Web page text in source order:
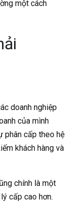
một cách
doanh nghiệp
của mình
phân cấp theo hệ
khách hàng và
chính là một
cấp cao hơn.